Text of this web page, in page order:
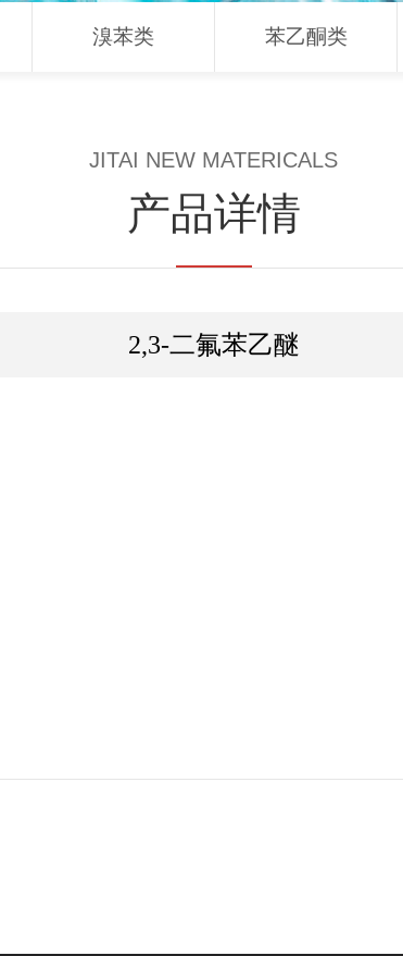
溴苯类 苯乙酮类
JITAI NEW MATERICALS
产品详情
2,3-二氟苯乙醚